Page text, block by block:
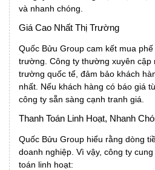
và nhanh chóng.
Giá Cao Nhất Thị Trường
Quốc Bửu Group cam kết mua
trường. Công ty thường xuyên cập
trường quốc tế, đảm bảo khách
nhất. Nếu khách hàng có báo giá
công ty sẵn sàng cạnh tranh giá.
Thanh Toán Linh Hoạt, Nhanh
Quốc Bửu Group hiểu rằng dòng
doanh nghiệp. Vì vậy, công ty
toán linh hoạt: